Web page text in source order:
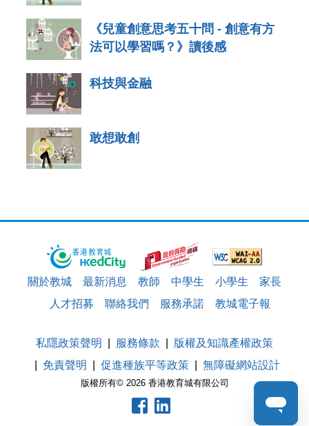
《兒童創意思考五十問 - 創意有方
法可以學習嗎？》讀後感
科技與金融
敢想敢創
關於教城 最新消息 教師 中學生 小學生
家長
人才招募
聯絡我們 服務承諾 教城電子報
版權所有© 2026 香港教育城有限公司
私隱政策聲明 服務條款
版權及知識產權政策
免責聲明
促進種族平等政策 無障礙網站設計